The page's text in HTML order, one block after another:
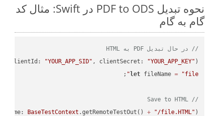
نحوه تبدیل PDF to ODS در Swift: مثال کد
گام به گام
// در حال تبدیل PDF به HTML
(clientId: "YOUR_APP_SID" , clientSecret: "YOUR_APP_KEY" );
let fileName = "file"
// Save to HTML
BaseTestContext .getRemoteTestOut() + "/file.HTML" );